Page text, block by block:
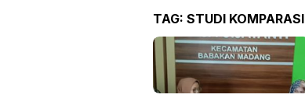
TAG: STUDI KOMPARASI